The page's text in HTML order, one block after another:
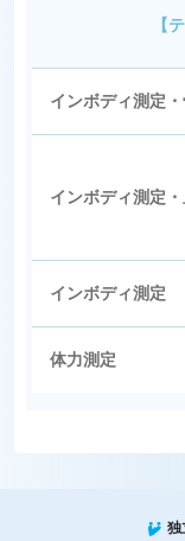
【
インボディ測定
インボディ測定
インボディ測定
体力測定
独